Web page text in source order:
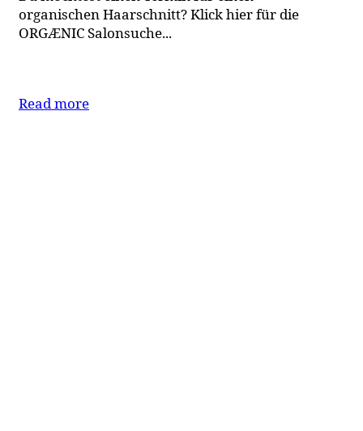
organischen Haarschnitt? Klick hier für die
ORGÆNIC Salonsuche...
Read more